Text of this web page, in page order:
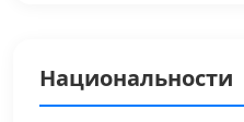
Национальности